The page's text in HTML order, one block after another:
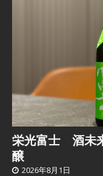
栄光富士 酒未
醸
2026年8月1日